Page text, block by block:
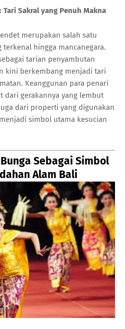
Tari Sakral yang Penuh Makna
merupakan salah satu
hingga mancanegara.
tarian penyambutan
kini berkembang menjadi tari
Keanggunan para penari
dari gerakannya yang lembut
dari properti yang digunakan
simbol utama kesucian
Sebagai Simbol
Alam Bali